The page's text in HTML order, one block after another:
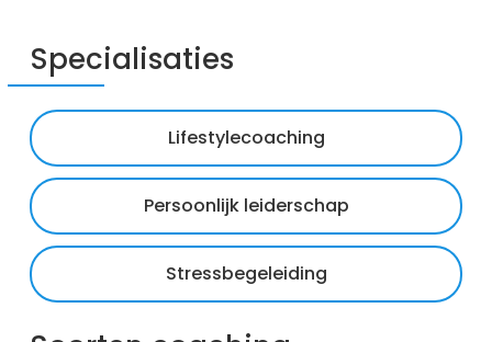
Specialisaties
Lifestylecoaching
Persoonlijk leiderschap
Stressbegeleiding